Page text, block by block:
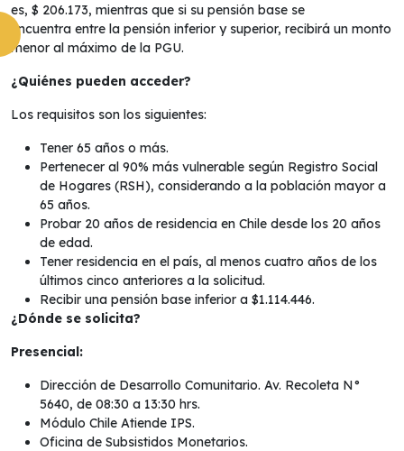
es, $ 206.173, mientras que si su pensión base se
encuentra entre la pensión inferior y superior, recibirá un monto
menor al máximo de la PGU.
¿Quiénes pueden acceder?
Los requisitos son los siguientes:
Tener 65 años o más.
Pertenecer al 90% más vulnerable según Registro Social
de Hogares (RSH), considerando a la población mayor a
65 años.
Probar 20 años de residencia en Chile desde los 20 años
de edad.
Tener residencia en el país, al menos cuatro años de los
últimos cinco anteriores a la solicitud.
Recibir una pensión base inferior a $1.114.446.
¿Dónde se solicita?
Presencial:
Dirección de Desarrollo Comunitario. Av. Recoleta N°
5640, de 08:30 a 13:30 hrs.
Módulo Chile Atiende IPS.
Oficina de Subsistidos Monetarios.